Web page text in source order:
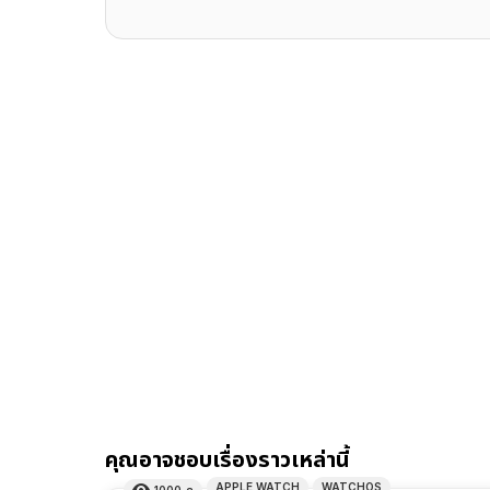
คุณอาจชอบเรื่องราวเหล่านี้
APPLE WATCH WATCHOS